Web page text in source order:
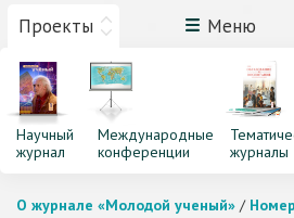
Проекты Меню
Научный
журнал
Международные
конференции
журналы
О журнале «Молодой ученый» /